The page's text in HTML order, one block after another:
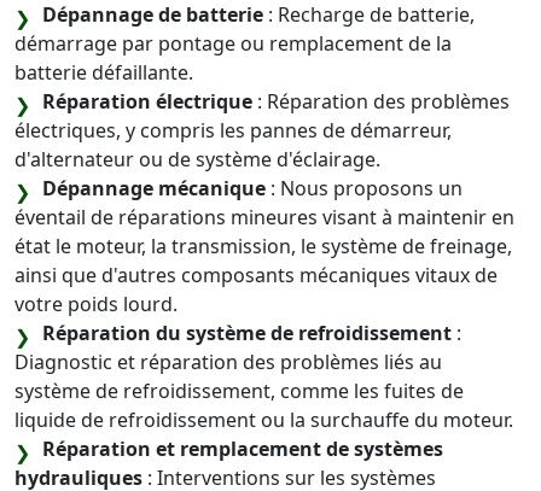
Dépannage de batterie : Recharge de batterie,
démarrage par pontage ou remplacement de la
batterie défaillante.
Réparation électrique : Réparation des problèmes
électriques, y compris les pannes de démarreur,
d'alternateur ou de système d'éclairage.
Dépannage mécanique : Nous proposons un
éventail de réparations mineures visant à maintenir en
état le moteur, la transmission, le système de freinage,
ainsi que d'autres composants mécaniques vitaux de
votre poids lourd.
Réparation du système de refroidissement :
Diagnostic et réparation des problèmes liés au
système de refroidissement, comme les fuites de
liquide de refroidissement ou la surchauffe du moteur.
Réparation et remplacement de systèmes
hydrauliques : Interventions sur les systèmes